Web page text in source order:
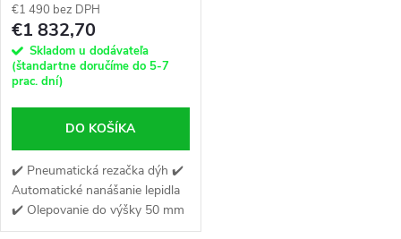
€1 490 bez DPH
€1 832,70
Skladom u dodávateľa
(štandartne doručíme do 5-7
prac. dní)
DO KOŠÍKA
✔️ Pneumatická rezačka dýh ✔️
Automatické nanášanie lepidla
✔️ Olepovanie do výšky 50 mm